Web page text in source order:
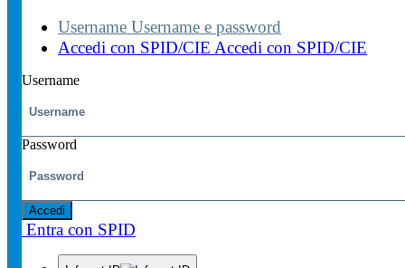
Username Username e password
Accedi con SPID/CIE Accedi con SPID/CIE
Username
Password
Accedi
Entra con SPID